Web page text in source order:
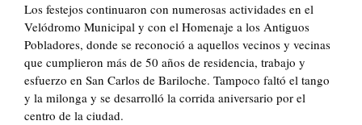
Los festejos continuaron con numerosas actividades en el
Velódromo Municipal y con el Homenaje a los Antiguos
Pobladores, donde se reconoció a aquellos vecinos y vecinas
que cumplieron más de 50 años de residencia, trabajo y
esfuerzo en San Carlos de Bariloche. Tampoco faltó el tango
y la milonga y se desarrolló la corrida aniversario por el
centro de la ciudad.